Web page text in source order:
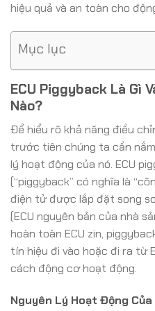
hiệu quả và an toàn cho
Mục lục
ECU Piggyback Là Gì
Nào?
Để hiểu rõ khả năng điều
trước tiên chúng ta cần
lý hoạt động của nó. ECU
(“piggyback” có nghĩa là
điện tử được lắp đặt song
(ECU nguyên bản của nhà
hoàn toàn ECU zin,
tín hiệu đi vào hoặc đi ra từ
cách động cơ hoạt động.
Nguyên Lý Hoạt Động